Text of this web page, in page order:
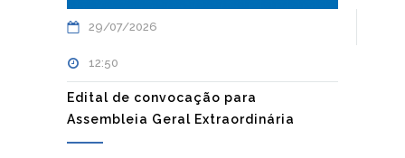
29/07/2026
12:50
Edital de convocação para
Assembleia Geral Extraordinária